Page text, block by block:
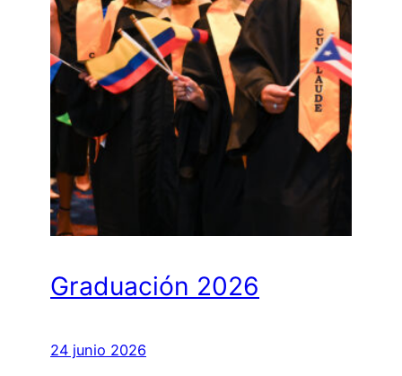
Graduación 2026
24 junio 2026